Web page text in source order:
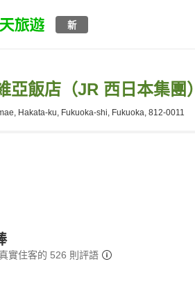
新
亞飯店（JR 西日本集團）
Hakata-ku, Fukuoka-shi, Fukuoka, 812-0011
實住客的 526 則評語